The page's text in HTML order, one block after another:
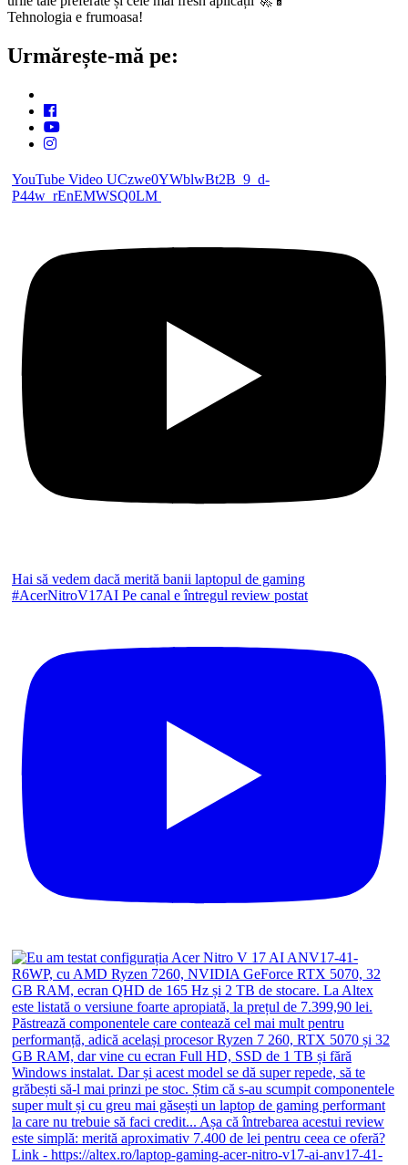
Tehnologia e frumoasa!
Urmărește-mă pe:
YouTube Video UCzwe0YWblwBt2B_9_d-
P44w_rEnEMWSQ0LM
Hai să vedem dacă merită banii laptopul de gaming
#AcerNitroV17AI Pe canal e întregul review postat